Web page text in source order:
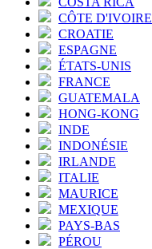
CÔTE D'IVOIRE
CROATIE
ESPAGNE
ÉTATS-UNIS
FRANCE
GUATEMALA
HONG-KONG
INDE
INDONÉSIE
IRLANDE
ITALIE
MAURICE
MEXIQUE
PAYS-BAS
PÉROU